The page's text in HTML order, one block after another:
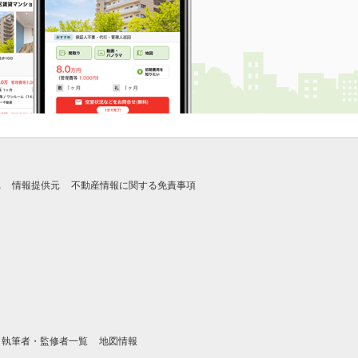
情報提供元 不動産情報に関する免責事項
執筆者・監修者一覧 地図情報